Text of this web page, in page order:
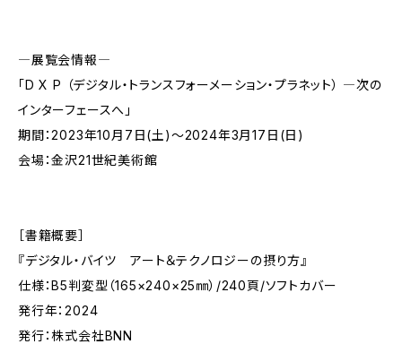
―展覧会情報―
「D X P （デジタル・トランスフォーメーション・プラネット） ―次の
インターフェースへ」
期間：2023年10月7日(土)～2024年3月17日(日)
会場：金沢21世紀美術館
［書籍概要］
『デジタル・バイツ アート＆テクノロジーの摂り方』
仕様：B5判変型（165×240×25㎜）/240頁/ソフトカバー
発行年：2024
発行：株式会社BNN